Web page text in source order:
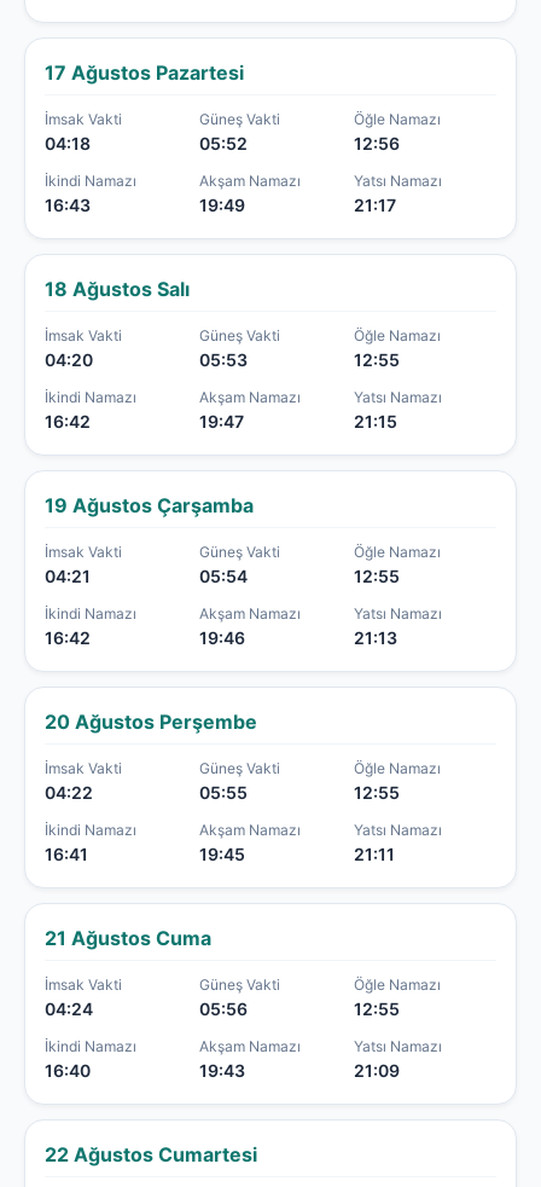
17 Ağustos Pazartesi
İmsak Vakti
04:18
Güneş Vakti
05:52
Öğle Namazı
12:56
İkindi Namazı
16:43
Akşam Namazı
19:49
Yatsı Namazı
21:17
18 Ağustos Salı
İmsak Vakti
04:20
Güneş Vakti
05:53
Öğle Namazı
12:55
İkindi Namazı
16:42
Akşam Namazı
19:47
Yatsı Namazı
21:15
19 Ağustos Çarşamba
İmsak Vakti
04:21
Güneş Vakti
05:54
Öğle Namazı
12:55
İkindi Namazı
16:42
Akşam Namazı
19:46
Yatsı Namazı
21:13
20 Ağustos Perşembe
İmsak Vakti
04:22
Güneş Vakti
05:55
Öğle Namazı
12:55
İkindi Namazı
16:41
Akşam Namazı
19:45
Yatsı Namazı
21:11
21 Ağustos Cuma
İmsak Vakti
04:24
Güneş Vakti
05:56
Öğle Namazı
12:55
İkindi Namazı
16:40
Akşam Namazı
19:43
Yatsı Namazı
21:09
22 Ağustos Cumartesi